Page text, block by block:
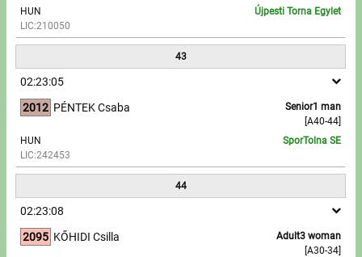
HUN
LIC:210050
Újpesti Torna Egylet
43
02:23:05
2012
Senior1 man
[A40-44]
PÉNTEK Csaba
HUN
LIC:242453
SporTolna SE
44
02:23:08
2095
Adult3 woman
[A30-34]
KŐHIDI Csilla